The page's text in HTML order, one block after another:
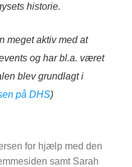
historie.
meget aktiv med at
og har bl.a. været
blev grundlagt i
på DHS)
for hjælp med den
samt Sarah